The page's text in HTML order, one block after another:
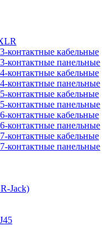
контактные кабельные
контактные панельные
контактные кабельные
контактные панельные
контактные кабельные
контактные панельные
контактные кабельные
контактные панельные
контактные кабельные
контактные панельные
Jack)